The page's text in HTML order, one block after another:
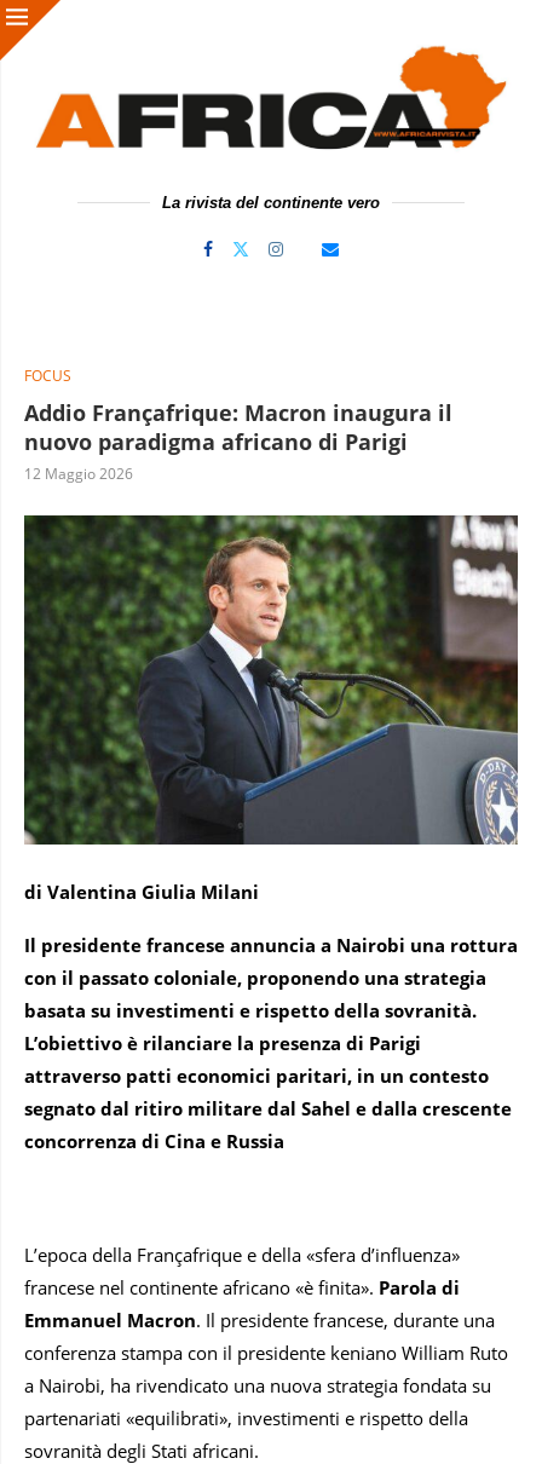
La rivista del continente vero
FOCUS
Addio Françafrique: Macron inaugura il
nuovo paradigma africano di Parigi
12 Maggio 2026
di Valentina Giulia Milani
Il presidente francese annuncia a Nairobi una rottura
con il passato coloniale, proponendo una strategia
basata su investimenti e rispetto della sovranità.
L’obiettivo è rilanciare la presenza di Parigi
attraverso patti economici paritari, in un contesto
segnato dal ritiro militare dal Sahel e dalla crescente
concorrenza di Cina e Russia
L’epoca della Françafrique e della «sfera d’influenza»
francese nel continente africano «è finita». Parola di
Emmanuel Macron. Il presidente francese, durante una
conferenza stampa con il presidente keniano William Ruto
a Nairobi, ha rivendicato una nuova strategia fondata su
partenariati «equilibrati», investimenti e rispetto della
sovranità degli Stati africani.